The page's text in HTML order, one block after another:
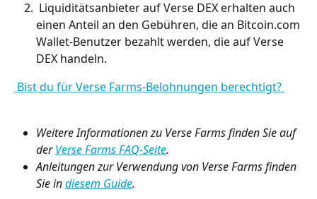
einen Anteil an den Gebühren, die an Bitcoin.com
Wallet-Benutzer bezahlt werden, die auf Verse
DEX handeln.
Bist du für Verse Farms-Belohnungen berechtigt?
Weitere Informationen zu Verse Farms finden Sie auf
der Verse Farms FAQ-Seite.
Anleitungen zur Verwendung von Verse Farms finden
Sie in diesem Guide.